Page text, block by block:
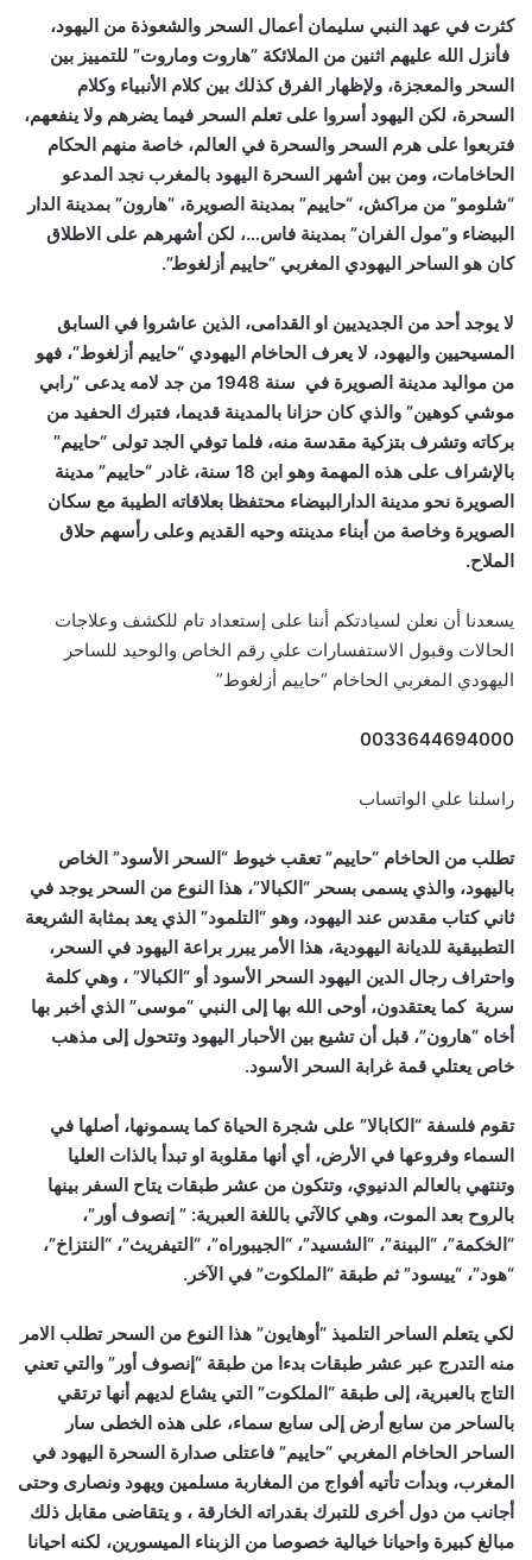
كثرت في عهد النبي سليمان أعمال السحر والشعوذة من اليهود،
فأنزل الله عليهم اثنين من الملائكة ”هاروت وماروت” للتمييز بين
السحر والمعجزة، ولإظهار الفرق كذلك بين كلام الأنبياء وكلام
السحرة، لكن اليهود أسروا على تعلم السحر فيما يضرهم ولا ينفعهم،
فتربعوا على هرم السحر والسحرة في العالم، خاصة منهم الحكام
الحاخامات، ومن بين أشهر السحرة اليهود بالمغرب نجد المدعو
“شلومو” من مراكش، “حاييم” بمدينة الصويرة، “هارون” بمدينة الدار
البيضاء و”مول الفران” بمدينة فاس…، لكن أشهرهم على الاطلاق
كان هو الساحر اليهودي المغربي “حاييم أزلغوط”.
لا يوجد أحد من الجديديين او القدامى، الذين عاشروا في السابق
المسيحيين واليهود، لا يعرف الحاخام اليهودي “حاييم أزلغوط”، فهو
من مواليد مدينة الصويرة في سنة 1948 من جد لامه يدعى “رابي
موشي كوهين” والذي كان حزانا بالمدينة قديما، فتبرك الحفيد من
بركاته وتشرف بتزكية مقدسة منه، فلما توفي الجد تولى “حاييم”
بالإشراف على هذه المهمة وهو ابن 18 سنة، غادر “حاييم” مدينة
الصويرة نحو مدينة الدارالبيضاء محتفظا بعلاقاته الطيبة مع سكان
الصويرة وخاصة من أبناء مدينته وحيه القديم وعلى رأسهم حلاق
الملاح.
يسعدنا أن نعلن لسيادتكم أننا على إستعداد تام للكشف وعلاجات
الحالات وقبول الاستفسارات علي رقم الخاص والوحيد للساحر
اليهودي المغربي الحاخام “حاييم أزلغوط”
0033644694000
راسلنا علي الواتساب
تطلب من الحاخام “حاييم” تعقب خيوط “السحر الأسود” الخاص
باليهود، والذي يسمى بسحر “الكبالا”، هذا النوع من السحر يوجد في
ثاني كتاب مقدس عند اليهود، وهو “التلمود” الذي يعد بمثابة الشريعة
التطبيقية للديانة اليهودية، هذا الأمر يبرر براعة اليهود في السحر،
واحتراف رجال الدين اليهود السحر الأسود أو “الكبالا” ، وهي كلمة
سرية كما يعتقدون، أوحى الله بها إلى النبي “موسى” الذي أخبر بها
أخاه “هارون”، قبل أن تشيع بين الأحبار اليهود وتتحول إلى مذهب
خاص يعتلي قمة غرابة السحر الأسود.
تقوم فلسفة “الكابالا” على شجرة الحياة كما يسمونها، أصلها في
السماء وفروعها في الأرض، أي أنها مقلوبة او تبدأ بالذات العليا
وتنتهي بالعالم الدنيوي، وتتكون من عشر طبقات يتاح السفر بينها
بالروح بعد الموت، وهي كالآتي باللغة العبرية: ” إنصوف أور”،
“الخكمة”، “البينة”، “الشسيد”، “الجيبوراه”، “التيفريث”، “النتزاخ”،
“هود”، “ييسود” ثم طبقة “الملكوت” في الآخر.
لكي يتعلم الساحر التلميذ “أوهايون” هذا النوع من السحر تطلب الامر
منه التدرج عبر عشر طبقات بدءا من طبقة “إنصوف أور” والتي تعني
التاج بالعبرية، إلى طبقة “الملكوت” التي يشاع لديهم أنها ترتقي
بالساحر من سابع أرض إلى سابع سماء، على هذه الخطى سار
الساحر الحاخام المغربي “حاييم” فاعتلى صدارة السحرة اليهود في
المغرب، وبدأت تأتيه أفواج من المغاربة مسلمين ويهود ونصارى وحتى
أجانب من دول أخرى للتبرك بقدراته الخارقة ، و يتقاضى مقابل ذلك
مبالغ كبيرة واحيانا خيالية خصوصا من الزبناء الميسورين، لكنه احيانا